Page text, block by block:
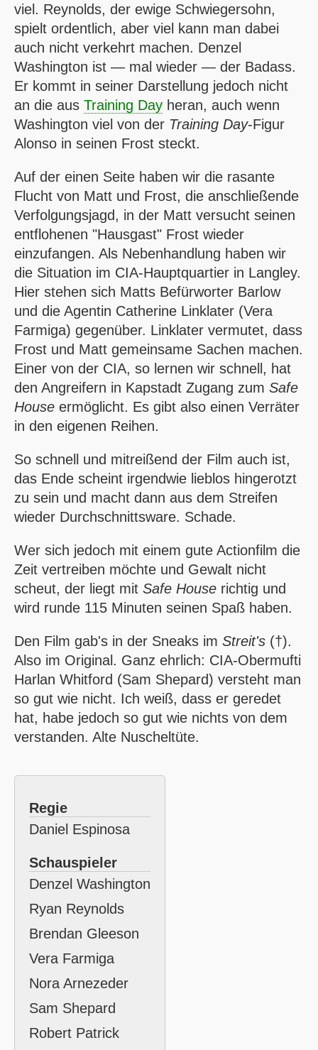
viel. Reynolds, der ewige Schwiegersohn,
spielt ordentlich, aber viel kann man dabei
auch nicht verkehrt machen. Denzel
Washington ist — mal wieder — der Badass.
Er kommt in seiner Darstellung jedoch nicht
an die aus Training Day heran, auch wenn
Washington viel von der Training Day-Figur
Alonso in seinen Frost steckt.
Auf der einen Seite haben wir die rasante
Flucht von Matt und Frost, die anschließende
Verfolgungsjagd, in der Matt versucht seinen
entflohenen "Hausgast" Frost wieder
einzufangen. Als Nebenhandlung haben wir
die Situation im CIA-Hauptquartier in Langley.
Hier stehen sich Matts Befürworter Barlow
und die Agentin Catherine Linklater (Vera
Farmiga) gegenüber. Linklater vermutet, dass
Frost und Matt gemeinsame Sachen machen.
Einer von der CIA, so lernen wir schnell, hat
den Angreifern in Kapstadt Zugang zum Safe
House ermöglicht. Es gibt also einen Verräter
in den eigenen Reihen.
So schnell und mitreißend der Film auch ist,
das Ende scheint irgendwie lieblos hingerotzt
zu sein und macht dann aus dem Streifen
wieder Durchschnittsware. Schade.
Wer sich jedoch mit einem gute Actionfilm die
Zeit vertreiben möchte und Gewalt nicht
scheut, der liegt mit Safe House richtig und
wird runde 115 Minuten seinen Spaß haben.
Den Film gab's in der Sneaks im Streit's (†).
Also im Original. Ganz ehrlich: CIA-Obermufti
Harlan Whitford (Sam Shepard) versteht man
so gut wie nicht. Ich weiß, dass er geredet
hat, habe jedoch so gut wie nichts von dem
verstanden. Alte Nuscheltüte.
Regie
Daniel Espinosa
Schauspieler
Denzel Washington
Ryan Reynolds
Brendan Gleeson
Vera Farmiga
Nora Arnezeder
Sam Shepard
Robert Patrick